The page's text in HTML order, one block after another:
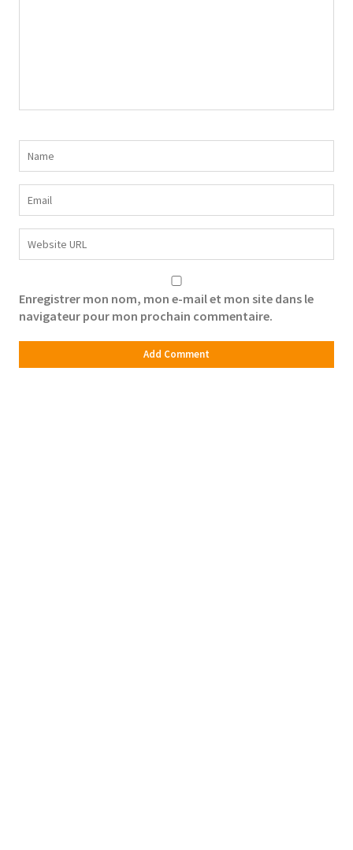
Enregistrer mon nom, mon e-mail et mon site dans le
navigateur pour mon prochain commentaire.